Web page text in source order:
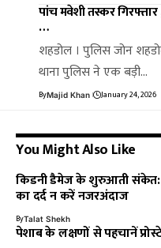
पांच मवेशी तस्कर
…
शहडोल । पुलिस जोन
थाना पुलिस ने एक बड़ी…
ByMajid Khan January 24, 2026
You Might Also Like
किडनी डैमेज के शुरुआती
का दर्द न करें नजरअंदाज
ByTalat Shekh
पेशाब के लक्षणों से पहचानें